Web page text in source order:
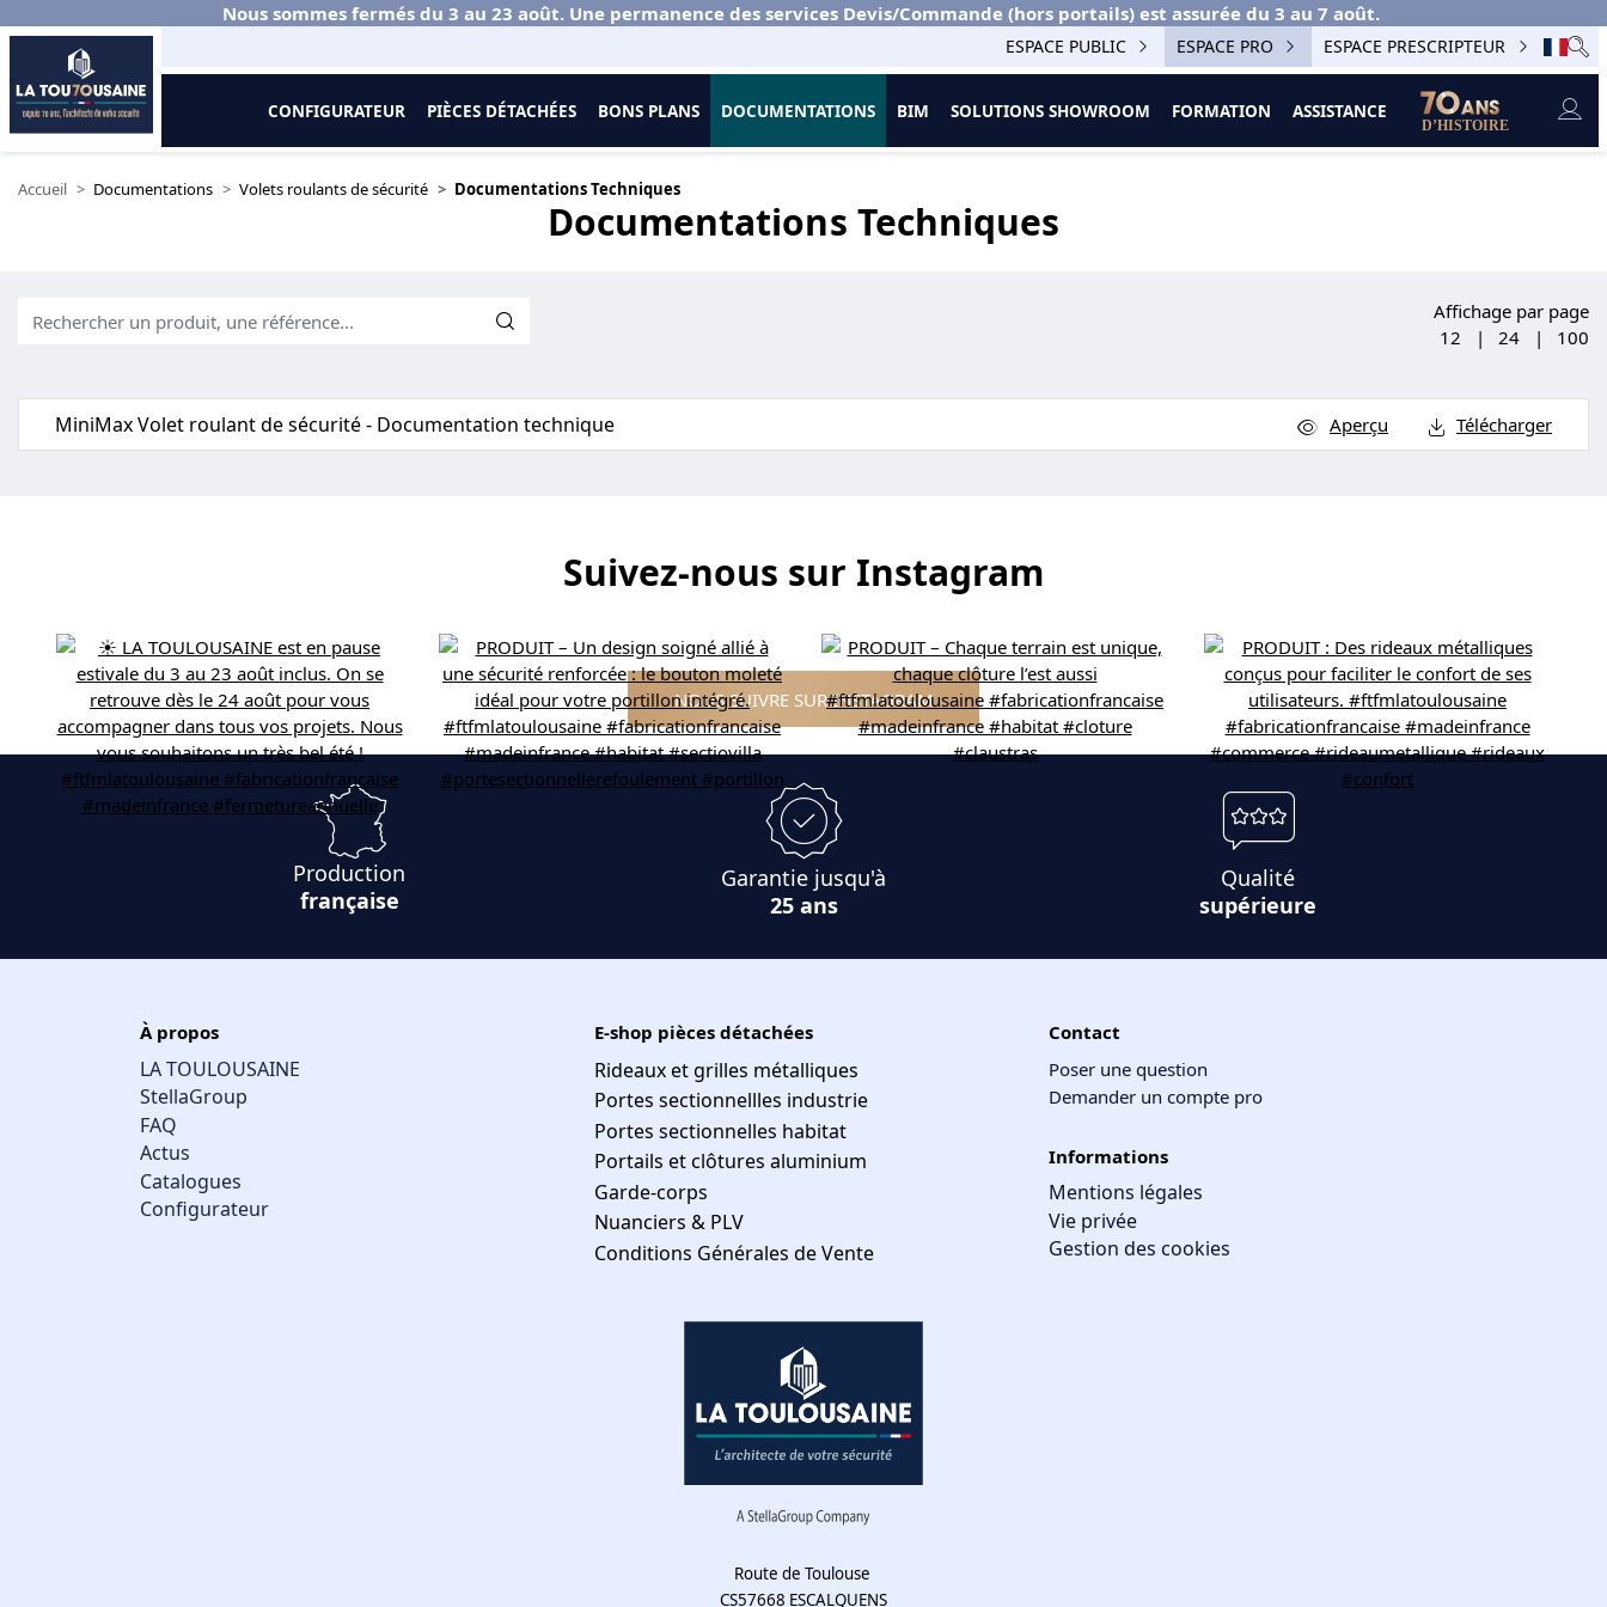
Nous sommes fermés du 3 au 23 août. Une permanence des services Devis/Commande (hors portails) est assurée du 3 au 7 août.
ESPACE PUBLIC ESPACE PRO ESPACE PRESCRIPTEUR
CONFIGURATEUR PIÈCES DÉTACHÉES BONS PLANS DOCUMENTATIONS BIM SOLUTIONS SHOWROOM FORMATION ASSISTANCE
Accueil Documentations Volets roulants de sécurité Documentations Techniques
Documentations Techniques
Affichage par page
12
| 24 | 100
MiniMax Volet roulant de sécurité - Documentation technique Aperçu Télécharger
Suivez-nous sur Instagram
NOUS SUIVRE SUR INSTAGRAM
Production
française
Garantie jusqu'à
25 ans
Qualité
supérieure
À propos
LA TOULOUSAINE
StellaGroup
FAQ
Actus
Catalogues
Configurateur
E-shop pièces détachées
Rideaux et grilles métalliques
Portes sectionnellles industrie
Portes sectionnelles habitat
Portails et clôtures aluminium
Garde-corps
Nuanciers & PLV
Conditions Générales de Vente
Contact
Poser une question
Demander un compte pro
Informations
Mentions légales
Vie privée
Gestion des cookies
Route de Toulouse
CS57668 ESCALQUENS